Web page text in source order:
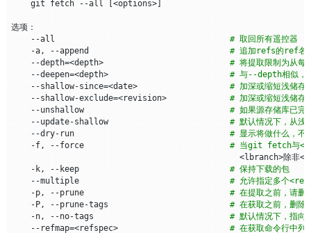
    git fetch --all
<options>]
    --all
# 取回所有遥控器
    -a, --append
# 追加refs的ref名称
    --depth
=<depth> # 将提取限制为从每
    --deepen
=<depth> # 与--depth相似，只
    --shallow-since
=<date> # 加深或缩短浅储存
    --shallow-exclude
=<revision> # 加深或缩短浅储存
    --unshallow
# 如果源存储库已完
    --update-shallow
# 默认情况下，从
    --dry-run
# 显示将做什么，不
    -f, --force
# 当git fetch与
    -k, --keep
# 保持下载的包
    --multiple
# 允许指定多个
    -p, --prune
# 在提取之前，请删
    -P, --prune-tags
# 在获取之前，删除
    -n, --no-tags
# 默认情况下，指向
    --refmap
=<refspec> # 在获取命令行中